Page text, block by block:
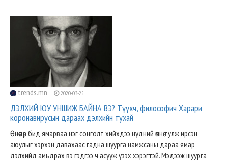
trends.mn 2020-03-25
ДЭЛХИЙ ЮУ УНШИЖ БАЙНА ВЭ? Түүхч, философич Харари
коронавирусын дараах дэлхийн тухай
Өнөөдөр бид ямарваа нэг сонголт хийхдээ нүдний өмнө тулж ирсэн
аюулыг хэрхэн давахаас гадна шуурга намжсаны дараа ямар
дэлхийд амьдрах вэ гэдгээ ч асууж үзэх хэрэгтэй. Мэдээж шуурга